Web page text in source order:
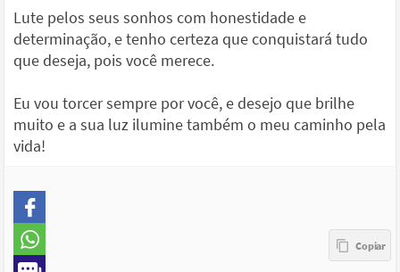
Lute pelos seus sonhos com honestidade e
determinação, e tenho certeza que conquistará tudo
que deseja, pois você merece.
Eu vou torcer sempre por você, e desejo que brilhe
muito e a sua luz ilumine também o meu caminho pela
vida!